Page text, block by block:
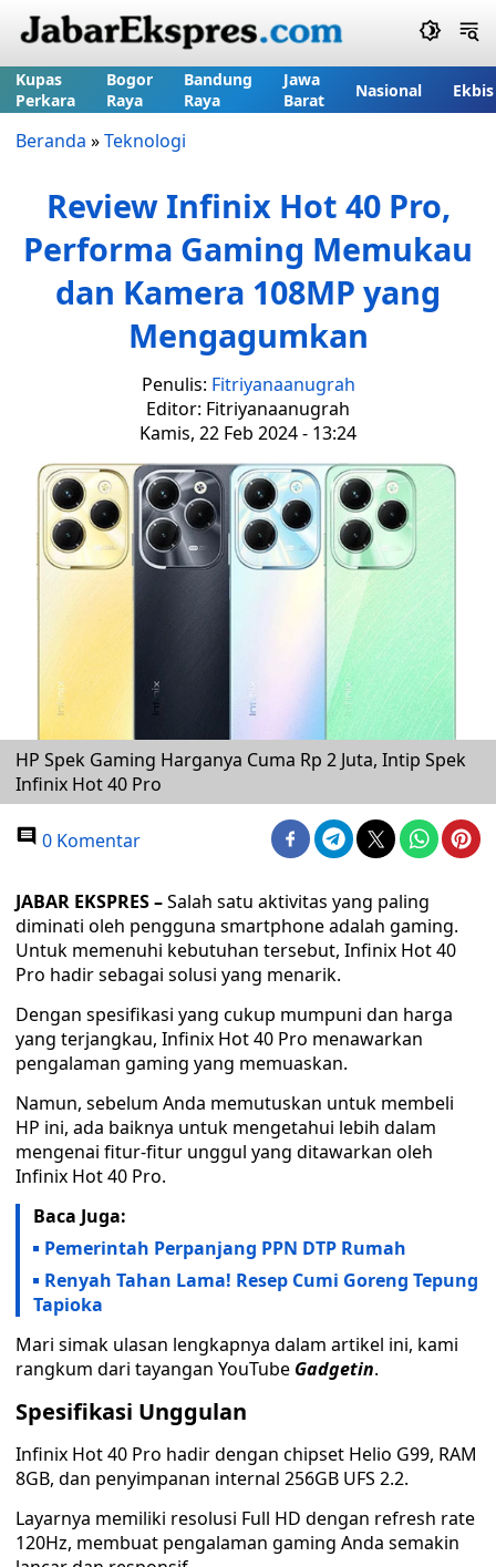
Kupas
Perkara
Bogor
Raya
Bandung
Raya
Jawa
Barat
Nasional Ekbis
Beranda »Teknologi
Review Infinix Hot 40 Pro,
Performa Gaming Memukau
dan Kamera 108MP yang
Mengagumkan
Penulis: Fitriyanaanugrah
Editor: Fitriyanaanugrah
Kamis, 22 Feb 2024 - 13:24
HP Spek Gaming Harganya Cuma Rp 2 Juta, Intip Spek
Infinix Hot 40 Pro
0 Komentar
JABAR EKSPRES –Salah satu aktivitas yang paling
diminati oleh pengguna smartphone adalah gaming.
Untuk memenuhi kebutuhan tersebut, Infinix Hot 40
Pro hadir sebagai solusi yang menarik.
Dengan spesifikasi yang cukup mumpuni dan harga
yang terjangkau, Infinix Hot 40 Pro menawarkan
pengalaman gaming yang memuaskan.
Namun, sebelum Anda memutuskan untuk membeli
HP ini, ada baiknya untuk mengetahui lebih dalam
mengenai fitur-fitur unggul yang ditawarkan oleh
Infinix Hot 40 Pro.
Baca Juga:
Pemerintah Perpanjang PPN DTP Rumah
Renyah Tahan Lama! Resep Cumi Goreng Tepung
Tapioka
Mari simak ulasan lengkapnya dalam artikel ini, kami
rangkum dari tayangan YouTube Gadgetin.
Spesifikasi Unggulan
Infinix Hot 40 Pro hadir dengan chipset Helio G99, RAM
8GB, dan penyimpanan internal 256GB UFS 2.2.
Layarnya memiliki resolusi Full HD dengan refresh rate
120Hz, membuat pengalaman gaming Anda semakin